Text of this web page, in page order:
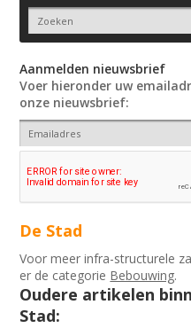
Aanmelden nieuwsbrief
Voer hieronder uw
onze nieuwsbrief:
De Stad
Voor meer infra-structurele
er de categorie Bebouwing.
Oudere artikelen
Stad: